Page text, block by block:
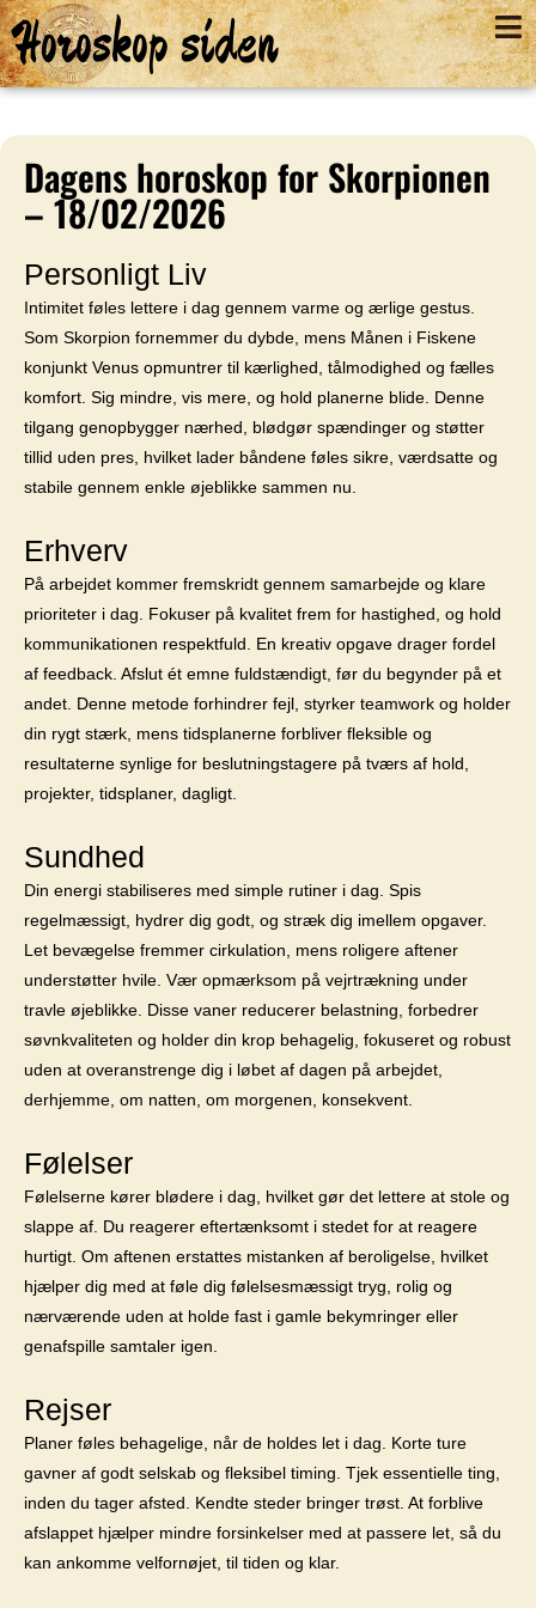
Horoskop siden
Dagens horoskop for Skorpionen
– 18/02/2026
Personligt Liv
Intimitet føles lettere i dag gennem varme og ærlige gestus.
Som Skorpion fornemmer du dybde, mens Månen i Fiskene
konjunkt Venus opmuntrer til kærlighed, tålmodighed og fælles
komfort. Sig mindre, vis mere, og hold planerne blide. Denne
tilgang genopbygger nærhed, blødgør spændinger og støtter
tillid uden pres, hvilket lader båndene føles sikre, værdsatte og
stabile gennem enkle øjeblikke sammen nu.
Erhverv
På arbejdet kommer fremskridt gennem samarbejde og klare
prioriteter i dag. Fokuser på kvalitet frem for hastighed, og hold
kommunikationen respektfuld. En kreativ opgave drager fordel
af feedback. Afslut ét emne fuldstændigt, før du begynder på et
andet. Denne metode forhindrer fejl, styrker teamwork og holder
din rygt stærk, mens tidsplanerne forbliver fleksible og
resultaterne synlige for beslutningstagere på tværs af hold,
projekter, tidsplaner, dagligt.
Sundhed
Din energi stabiliseres med simple rutiner i dag. Spis
regelmæssigt, hydrer dig godt, og stræk dig imellem opgaver.
Let bevægelse fremmer cirkulation, mens roligere aftener
understøtter hvile. Vær opmærksom på vejrtrækning under
travle øjeblikke. Disse vaner reducerer belastning, forbedrer
søvnkvaliteten og holder din krop behagelig, fokuseret og robust
uden at overanstrenge dig i løbet af dagen på arbejdet,
derhjemme, om natten, om morgenen, konsekvent.
Følelser
Følelserne kører blødere i dag, hvilket gør det lettere at stole og
slappe af. Du reagerer eftertænksomt i stedet for at reagere
hurtigt. Om aftenen erstattes mistanken af ​​beroligelse, hvilket
hjælper dig med at føle dig følelsesmæssigt tryg, rolig og
nærværende uden at holde fast i gamle bekymringer eller
genafspille samtaler igen.
Rejser
Planer føles behagelige, når de holdes let i dag. Korte ture
gavner af godt selskab og fleksibel timing. Tjek essentielle ting,
inden du tager afsted. Kendte steder bringer trøst. At forblive
afslappet hjælper mindre forsinkelser med at passere let, så du
kan ankomme velfornøjet, til tiden og klar.